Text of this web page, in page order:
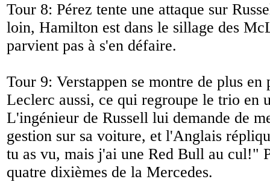
Tour 8: Pérez tente une attaque sur
loin, Hamilton est dans le sillage des
parvient pas à s'en défaire.
Tour 9: Verstappen se montre de plus en
Leclerc aussi, ce qui regroupe le trio en
L'ingénieur de Russell lui demande de
gestion sur sa voiture, et l'Anglais
tu as vu, mais j'ai une Red Bull au cul!"
quatre dixièmes de la Mercedes.